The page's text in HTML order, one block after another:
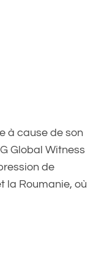
à cause de son
Global Witness
de
la Roumanie, où